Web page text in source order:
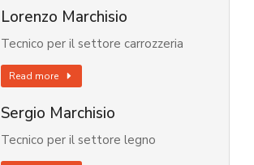
Lorenzo Marchisio
Tecnico per il settore carrozzeria
Read more
Sergio Marchisio
Tecnico per il settore legno